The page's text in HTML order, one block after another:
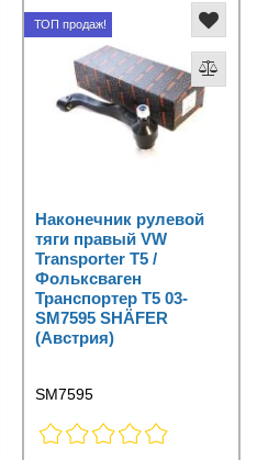
ТОП продаж!
Наконечник рулевой
тяги правый VW
Transporter T5 /
Фольксваген
Транспортер Т5 03-
SM7595 SHÄFER
(Австрия)
SM7595